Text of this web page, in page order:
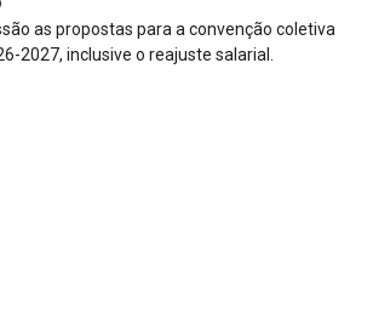
as propostas para a convenção coletiva
2027, inclusive o reajuste salarial.